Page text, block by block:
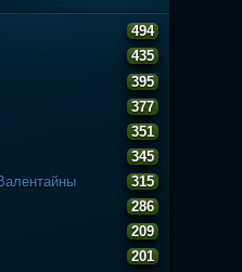
494
435
395
377
351
345
315
286
209
201